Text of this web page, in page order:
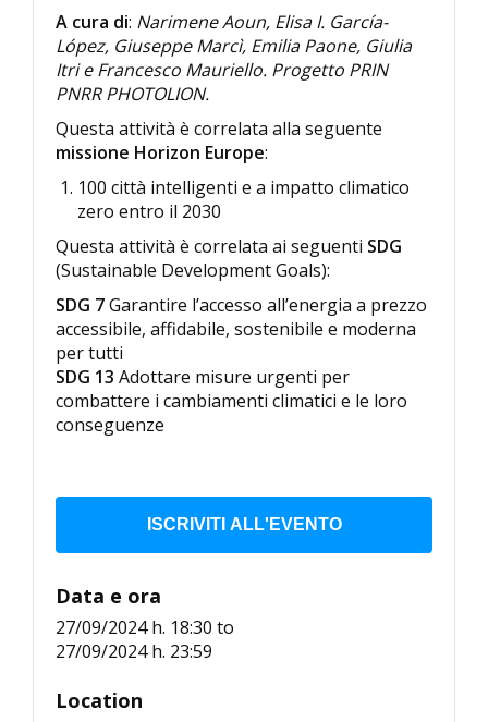
A cura di: Narimene Aoun, Elisa I. García-
López, Giuseppe Marcì, Emilia Paone, Giulia
Itri e Francesco Mauriello. Progetto PRIN
PNRR PHOTOLION.
Questa attività è correlata alla seguente
missione Horizon Europe:
100 città intelligenti e a impatto climatico
zero entro il 2030
Questa attività è correlata ai seguenti SDG
(Sustainable Development Goals):
SDG 7Garantire l’accesso all’energia a prezzo
accessibile, affidabile, sostenibile e moderna
per tutti
SDG 13 Adottare misure urgenti per
combattere i cambiamenti climatici e le loro
conseguenze
ISCRIVITI ALL'EVENTO
Data e ora
27/09/2024 h. 18:30 to
27/09/2024 h. 23:59
Location